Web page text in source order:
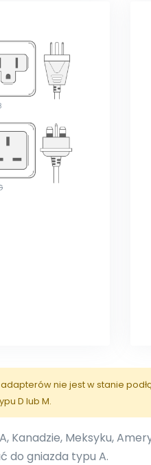
nie jest w stanie
D lub M.
Kanadzie, Meksyku,
do gniazda typu A.